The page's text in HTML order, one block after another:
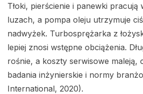
Tłoki, pierścienie i panewki pracują
luzach, a pompa oleju utrzymuje
nadwyżek. Turbosprężarka z
lepiej znosi wstępne obciążenia.
rośnie, a koszty serwisowe maleją,
badania inżynierskie i normy
International, 2020).